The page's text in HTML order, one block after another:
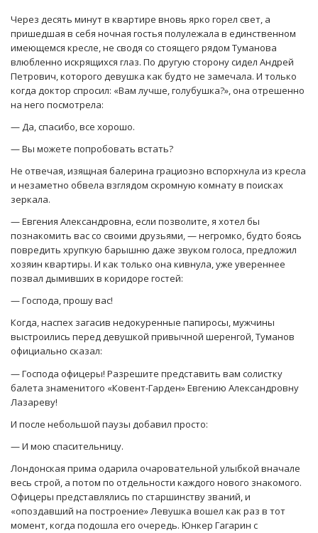
Через десять минут в квартире вновь ярко горел свет, а
пришедшая в себя ночная гостья полулежала в единственном
имеющемся кресле, не сводя со стоящего рядом Туманова
влюбленно искрящихся глаз. По другую сторону сидел Андрей
Петрович, которого девушка как будто не замечала. И только
когда доктор спросил: «Вам лучше, голубушка?», она отрешенно
на него посмотрела:
— Да, спасибо, все хорошо.
— Вы можете попробовать встать?
Не отвечая, изящная балерина грациозно вспорхнула из кресла
и незаметно обвела взглядом скромную комнату в поисках
зеркала.
— Евгения Александровна, если позволите, я хотел бы
познакомить вас со своими друзьями, — негромко, будто боясь
повредить хрупкую барышню даже звуком голоса, предложил
хозяин квартиры. И как только она кивнула, уже увереннее
позвал дымивших в коридоре гостей:
— Господа, прошу вас!
Когда, наспех загасив недокуренные папиросы, мужчины
выстроились перед девушкой привычной шеренгой, Туманов
официально сказал:
— Господа офицеры! Разрешите представить вам солистку
балета знаменитого «Ковент-Гарден» Евгению Александровну
Лазареву!
И после небольшой паузы добавил просто:
— И мою спасительницу.
Лондонская прима одарила очаровательной улыбкой вначале
весь строй, а потом по отдельности каждого нового знакомого.
Офицеры представлялись по старшинству званий, и
«опоздавший на построение» Левушка вошел как раз в тот
момент, когда подошла его очередь. Юнкер Гагарин с